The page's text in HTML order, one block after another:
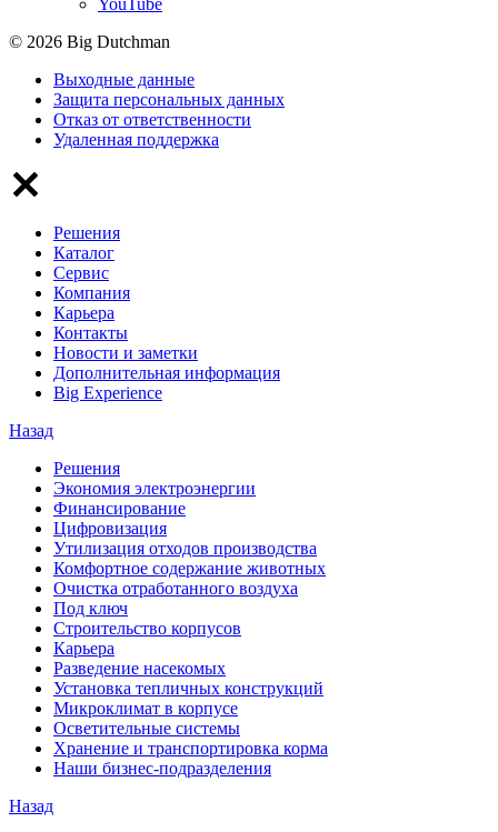
© 2026 Big Dutchman
Выходные данные
Защита персональных данных
Отказ от ответственности
Удаленная поддержка
Решения
Каталог
Сервис
Компания
Карьера
Контакты
Новости и заметки
Дополнительная информация
Big Experience
Назад
Решения
Экономия электроэнергии
Финансирование
Цифровизация
Утилизация отходов производства
Комфортное содержание животных
Очистка отработанного воздуха
Под ключ
Строительство корпусов
Карьера
Разведение насекомых
Установка тепличных конструкций
Микроклимат в корпусе
Осветительные системы
Хранение и транспортировка корма
Наши бизнес-подразделения
Назад